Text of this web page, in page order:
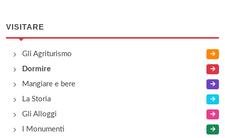
VISITARE
Gli Agriturismo
Dormire
Mangiare e bere
La Storia
Gli Alloggi
I Monumenti